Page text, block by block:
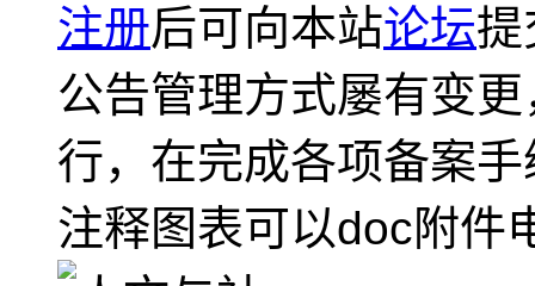
注册后可向本站论坛提
公告管理方式屡有变
行，在完成各项备案
注释图表可以doc附件